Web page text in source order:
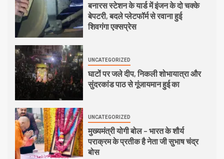
बनारस स्टेशन के यार्ड में इंजन के दो चक्के
बेपटरी, बदले प्लेटफॉर्म से रवाना हुई
शिवगंगा एक्सप्रेस
UNCATEGORIZED
घाटों पर जले दीप, निकली शोभायात्रा और
सुंदरकांड पाठ से गूंजायमान हुई का
UNCATEGORIZED
मुख्यमंत्री योगी बोल – भारत के शौर्य
पराक्रम के प्रतीक है नेता जी सुभाष चंद्र
बोस